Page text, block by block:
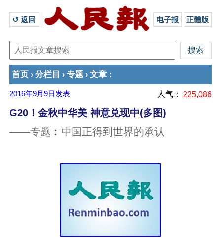
↺ 返回 电子报 正體版
首页 › 分栏目 › 专题 › 文章 ：
2016年9月9日 发表 人气： 225,086
G20！金秋中华美 神意兑现中(多图)
——专题︰中国正得到世界的承认